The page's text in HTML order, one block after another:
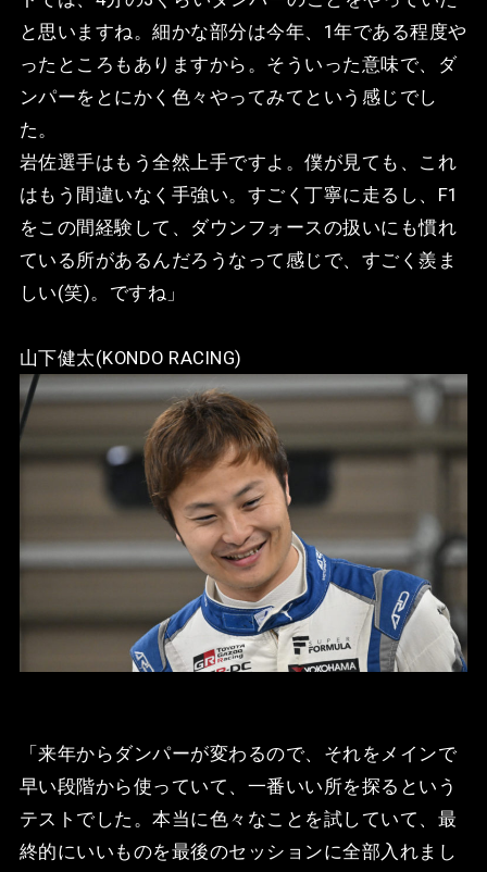
と思いますね。細かな部分は今年、1年である程度や
ったところもありますから。そういった意味で、ダ
ンパーをとにかく色々やってみてという感じでし
た。
岩佐選手はもう全然上手ですよ。僕が見ても、これ
はもう間違いなく手強い。すごく丁寧に走るし、F1
をこの間経験して、ダウンフォースの扱いにも慣れ
ている所があるんだろうなって感じで、すごく羨ま
しい(笑)。ですね」
山下健太(KONDO RACING)
「来年からダンパーが変わるので、それをメインで
早い段階から使っていて、一番いい所を探るという
テストでした。本当に色々なことを試していて、最
終的にいいものを最後のセッションに全部入れまし